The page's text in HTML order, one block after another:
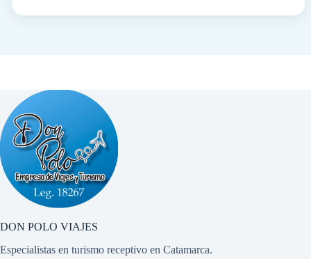
DON POLO VIAJES
Especialistas en turismo receptivo en Catamarca.